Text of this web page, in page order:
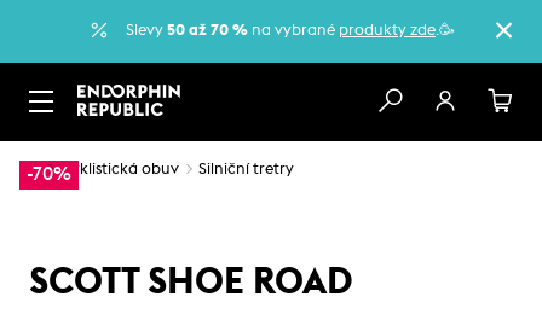
Slevy 50 až 70 % na vybrané produkty zde.🥳
-70%
… Cyklistická obuv Silniční tretry
SCOTT SHOE ROAD